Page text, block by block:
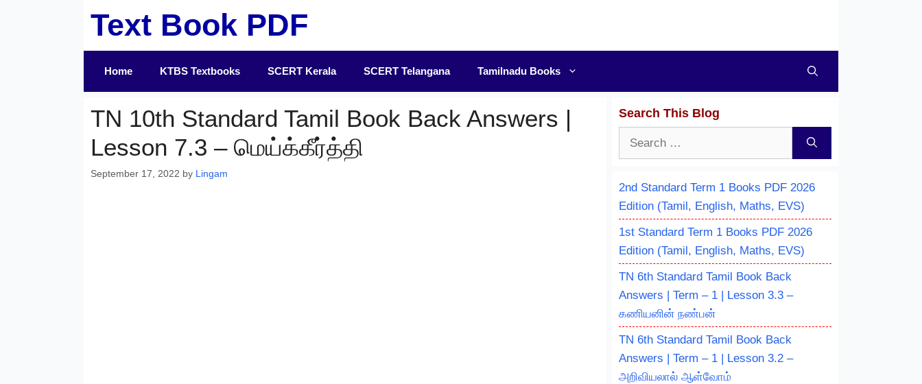
Text Book PDF
Home KTBS Textbooks SCERT Kerala SCERT Telangana Tamilnadu Books
TN 10th Standard Tamil Book Back Answers |
Lesson 7.3 – மெய்க்கீர்த்தி
September 17, 2022 by Lingam
Search This Blog
Search
2nd Standard Term 1 Books PDF 2026
Edition (Tamil, English, Maths, EVS)
1st Standard Term 1 Books PDF 2026
Edition (Tamil, English, Maths, EVS)
TN 6th Standard Tamil Book Back
Answers | Term – 1 | Lesson 3.3 –
கணியனின் நண்பன்
TN 6th Standard Tamil Book Back
Answers | Term – 1 | Lesson 3.2 –
அறிவியலால் ஆள்வோம்